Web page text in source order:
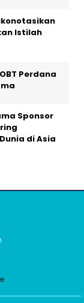
Istilah
Perdana
Sponsor
di Asia